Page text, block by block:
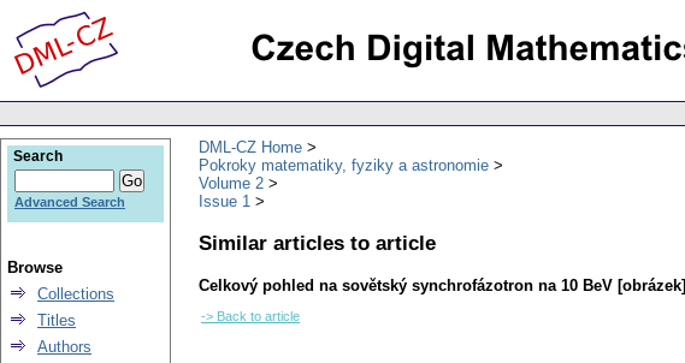
DML-CZ Home
Pokroky matematiky, fyziky a astronomie
Volume 2
Issue 1
Similar articles to article
Celkový pohled na sovětský synchrofázotron na 10 BeV [obrázek]
-> Back to article
Search
Advanced Search
Browse
Collections
Titles
Authors